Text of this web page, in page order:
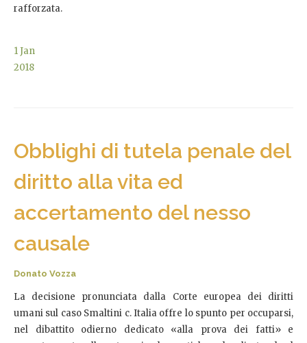
rafforzata.
1Jan
2018
Obblighi di tutela penale del
diritto alla vita ed
accertamento del nesso
causale
Donato Vozza
La decisione pronunciata dalla Corte europea dei diritti
umani sul caso Smaltini c. Italia offre lo spunto per occuparsi,
nel dibattito odierno dedicato «alla prova dei fatti» e